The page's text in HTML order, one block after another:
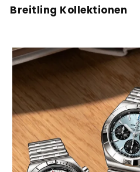
Breitling Kollektionen